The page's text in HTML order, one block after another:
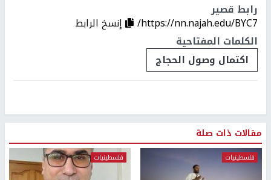
رابط قصير
https://nn.najah.edu/BYC7/
إنسخ الرابط
الكلمات المفتاحية
اكتمال وصول الحجاج
مقالات ذات صلة
فلسطينيات فلسطينيات